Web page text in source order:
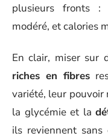
plusieurs fronts :
modéré, et calories
En clair, miser sur
riches en fibres
variété, leur
la glycémie et la
ils reviennent sans